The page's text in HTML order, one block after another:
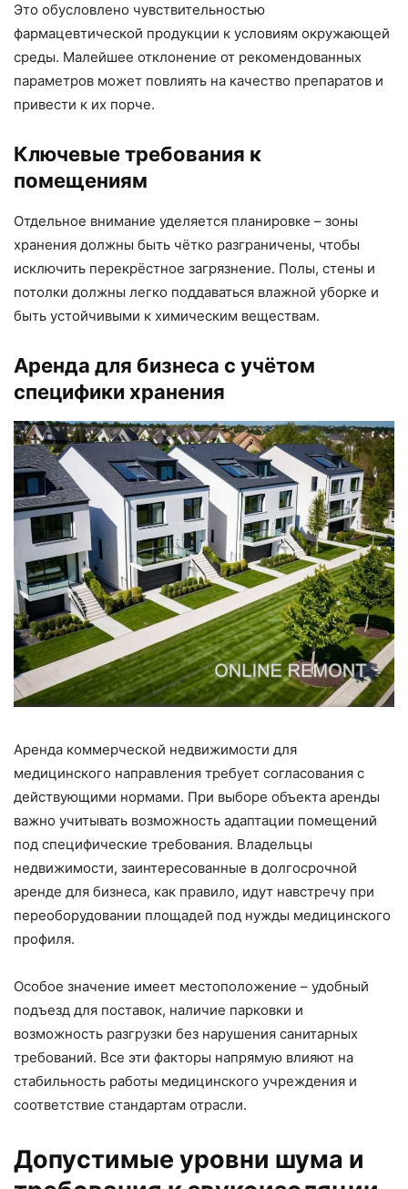
Это обусловлено чувствительностью
фармацевтической продукции к условиям окружающей
среды. Малейшее отклонение от рекомендованных
параметров может повлиять на качество препаратов и
привести к их порче.
Ключевые требования к
помещениям
Отдельное внимание уделяется планировке – зоны
хранения должны быть чётко разграничены, чтобы
исключить перекрёстное загрязнение. Полы, стены и
потолки должны легко поддаваться влажной уборке и
быть устойчивыми к химическим веществам.
Аренда для бизнеса с учётом
специфики хранения
Аренда коммерческой недвижимости для
медицинского направления требует согласования с
действующими нормами. При выборе объекта аренды
важно учитывать возможность адаптации помещений
под специфические требования. Владельцы
недвижимости, заинтересованные в долгосрочной
аренде для бизнеса, как правило, идут навстречу при
переоборудовании площадей под нужды медицинского
профиля.
Особое значение имеет местоположение – удобный
подъезд для поставок, наличие парковки и
возможность разгрузки без нарушения санитарных
требований. Все эти факторы напрямую влияют на
стабильность работы медицинского учреждения и
соответствие стандартам отрасли.
Допустимые уровни шума и